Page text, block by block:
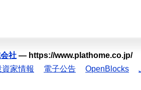
社 — https://www.plathome.co.jp/
家情報 電子公告 OpenBlocks